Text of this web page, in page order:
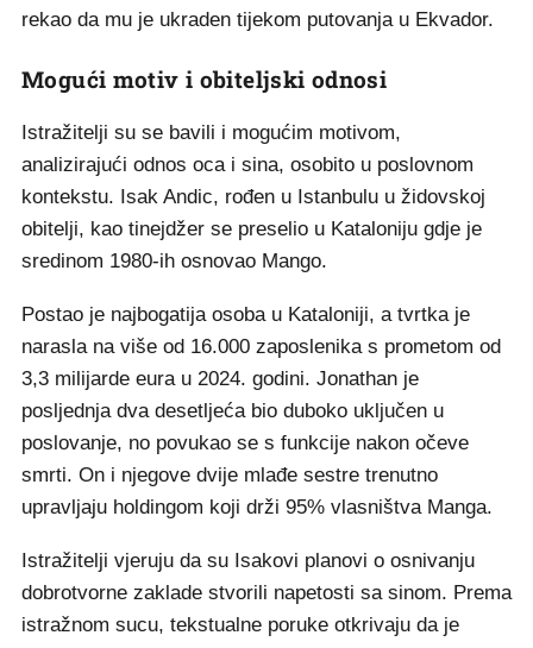
rekao da mu je ukraden tijekom putovanja u Ekvador.
Mogući motiv i obiteljski odnosi
Istražitelji su se bavili i mogućim motivom,
analizirajući odnos oca i sina, osobito u poslovnom
kontekstu. Isak Andic, rođen u Istanbulu u židovskoj
obitelji, kao tinejdžer se preselio u Kataloniju gdje je
sredinom 1980-ih osnovao Mango.
Postao je najbogatija osoba u Kataloniji, a tvrtka je
narasla na više od 16.000 zaposlenika s prometom od
3,3 milijarde eura u 2024. godini. Jonathan je
posljednja dva desetljeća bio duboko uključen u
poslovanje, no povukao se s funkcije nakon očeve
smrti. On i njegove dvije mlađe sestre trenutno
upravljaju holdingom koji drži 95% vlasništva Manga.
Istražitelji vjeruju da su Isakovi planovi o osnivanju
dobrotvorne zaklade stvorili napetosti sa sinom. Prema
istražnom sucu, tekstualne poruke otkrivaju da je